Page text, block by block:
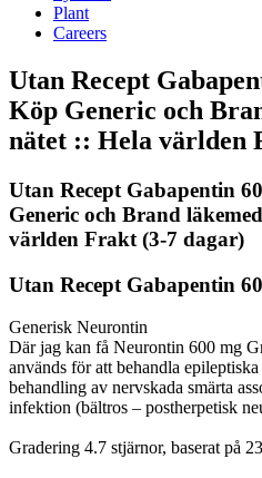
Plant
Careers
Utan Recept
Köp Generic och
nätet :: Hela världen
Utan Recept Gabapentin
Generic och Brand
världen Frakt (3-7 dagar)
Utan Recept Gabapentin
Generisk Neurontin
Där jag kan få Neurontin 600 mg
används för att behandla
behandling av nervskada smärta
infektion (bältros – postherpetisk
Gradering 4.7 stjärnor, baserat på